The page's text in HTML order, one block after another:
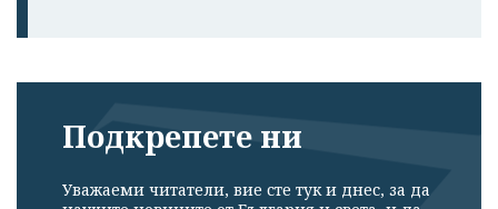
Подкрепете ни
Уважаеми читатели, вие сте тук и днес, за да